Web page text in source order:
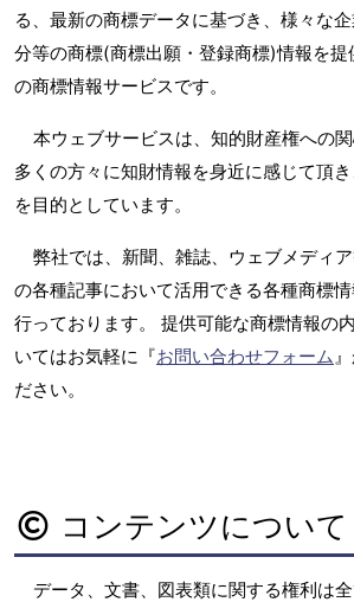
る、最新の商標データに基づき、様々な
分等の商標(商標出願・登録商標)情報を提
の商標情報サービスです。
本ウェブサービスは、知的財産権への関
多くの方々に知財情報を身近に感じて頂
を目的としています。
弊社では、新聞、雑誌、ウェブメディ
の各種記事において活用できる各種商標
行っております。 提供可能な商標情報の
いてはお気軽に『お問い合わせフォーム
ださい。
コンテンツについて
データ、文書、図表類に関する権利は